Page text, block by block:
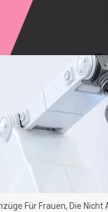
Für Frauen, Die Nicht